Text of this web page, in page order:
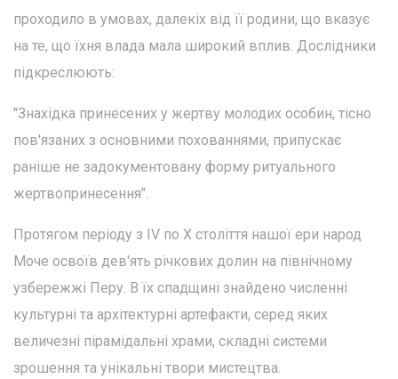
проходило в умовах, далекіх від її родини, що вказує
на те, що їхня влада мала широкий вплив. Дослідники
підкреслюють:
"Знахідка принесених у жертву молодих особин, тісно
пов'язаних з основними похованнями, припускає
раніше не задокументовану форму ритуального
жертвопринесення".
Протягом періоду з IV по X століття нашої ери народ
Моче освоїв дев'ять річкових долин на північному
узбережжі Перу. В їх спадщині знайдено численні
культурні та архітектурні артефакти, серед яких
величезні пірамідальні храми, складні системи
зрошення та унікальні твори мистецтва.